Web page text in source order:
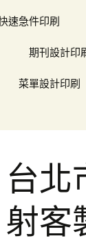
速急件印刷
期刊設計印
菜單設計印刷
台北
射客